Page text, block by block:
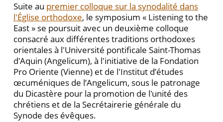
Suite au premier colloque sur la synodalité dans
l'Église orthodoxe, le symposium « Listening to the
East » se poursuit avec un deuxième colloque
consacré aux différentes traditions orthodoxes
orientales à l'Université pontificale Saint-Thomas
d'Aquin (Angelicum), à l'initiative de la Fondation
Pro Oriente (Vienne) et de l'Institut d’études
œcuméniques de l’Angelicum, sous le patronage
du Dicastère pour la promotion de l'unité des
chrétiens et de la Secrétairerie générale du
Synode des évêques.